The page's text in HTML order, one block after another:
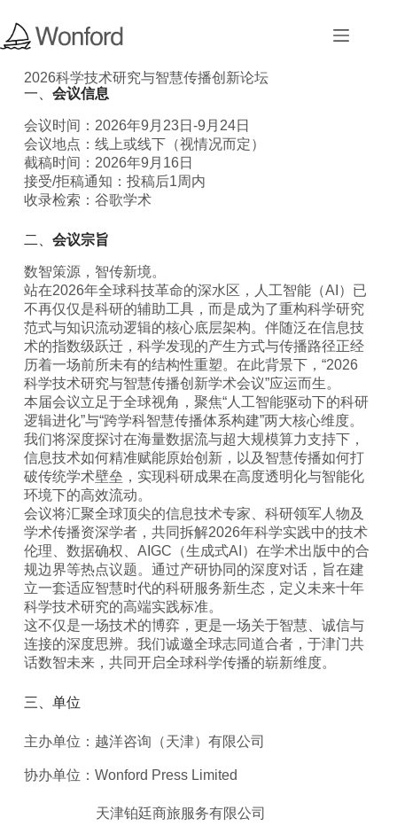
2026科学技术研究与智慧传播创新论坛
一、 会议信息
会议时间：2026年9月23日-9月24日
会议地点：线上或线下（视情况而定）
截稿时间：2026年9月16日
接受/拒稿通知：投稿后1周内
收录检索：谷歌学术
二、 会议宗旨
数智策源，智传新境。
站在2026年全球科技革命的深水区，人工智能（AI）已
不再仅仅是科研的辅助工具，而是成为了重构科学研究
范式与知识流动逻辑的核心底层架构。伴随泛在信息技
术的指数级跃迁，科学发现的产生方式与传播路径正经
历着一场前所未有的结构性重塑。在此背景下，“2026
科学技术研究与智慧传播创新学术会议”应运而生。
本届会议立足于全球视角，聚焦“人工智能驱动下的科研
逻辑进化”与“跨学科智慧传播体系构建”两大核心维度。
我们将深度探讨在海量数据流与超大规模算力支持下，
信息技术如何精准赋能原始创新，以及智慧传播如何打
破传统学术壁垒，实现科研成果在高度透明化与智能化
环境下的高效流动。
会议将汇聚全球顶尖的信息技术专家、科研领军人物及
学术传播资深学者，共同拆解2026年科学实践中的技术
伦理、数据确权、AIGC（生成式AI）在学术出版中的合
规边界等热点议题。通过产研协同的深度对话，旨在建
立一套适应智慧时代的科研服务新生态，定义未来十年
科学技术研究的高端实践标准。
这不仅是一场技术的博弈，更是一场关于智慧、诚信与
连接的深度思辨。我们诚邀全球志同道合者，于津门共
话数智未来，共同开启全球科学传播的崭新维度。
三、单位
主办单位：越洋咨询（天津）有限公司
协办单位：Wonford Press Limited
天津铂廷商旅服务有限公司